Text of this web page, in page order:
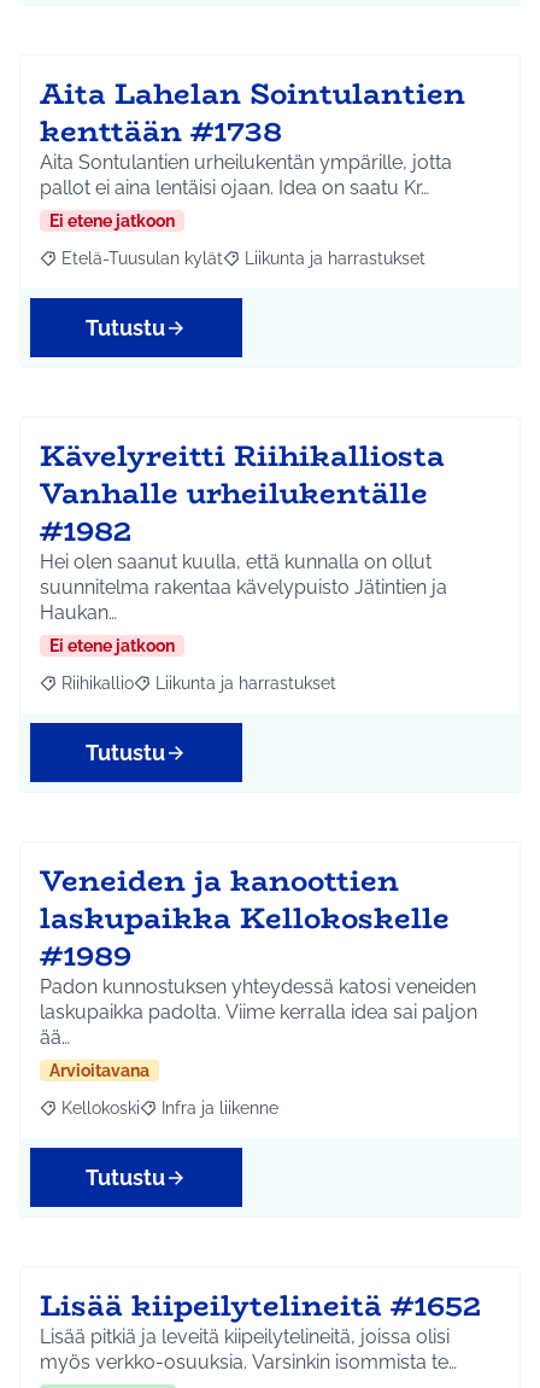
Aita Lahelan Sointulantien
kenttään #1738
Aita Sontulantien urheilukentän ympärille, jotta
pallot ei aina lentäisi ojaan. Idea on saatu Kr…
Ei etene jatkoon
Rajaa tulokset aihepiirin mukaan: Etelä-Tuusulan kylät
Etelä-Tuusulan kylät Rajaa tulokset teeman mukaan:
Liikunta ja harrastukset
Tutustu
Kävelyreitti Riihikalliosta
Vanhalle urheilukentälle
#1982
Hei olen saanut kuulla, että kunnalla on ollut
suunnitelma rakentaa kävelypuisto Jätintien ja
Haukan…
Ei etene jatkoon
Rajaa tulokset aihepiirin mukaan: Riihikallio
Riihikallio Rajaa tulokset teeman mukaan: Liikunta ja
Liikunta ja harrastukset
Tutustu
Veneiden ja kanoottien
laskupaikka Kellokoskelle
#1989
Padon kunnostuksen yhteydessä katosi veneiden
laskupaikka padolta. Viime kerralla idea sai paljon
ää…
Arvioitavana
Rajaa tulokset aihepiirin mukaan: Kellokoski
Kellokoski Rajaa tulokset teeman mukaan: Infra ja liikenne
Infra ja liikenne
Tutustu
Lisää kiipeilytelineitä #1652
Lisää pitkiä ja leveitä kiipeilytelineitä, joissa olisi
myös verkko-osuuksia. Varsinkin isommista te…